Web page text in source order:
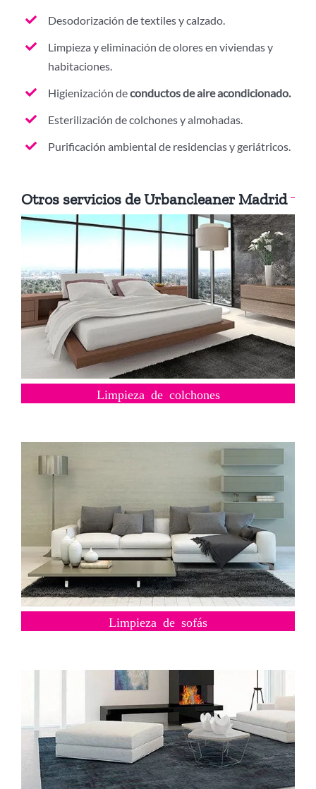
Desodorización de textiles y calzado.
Limpieza y eliminación de olores en viviendas y
habitaciones.
Higienización deconductos de aire acondicionado.
Esterilización de colchones y almohadas.
Purificación ambiental de residencias y geriátricos.
Otros servicios de Urbancleaner Madrid
Limpieza de colchones
Limpieza de sofás